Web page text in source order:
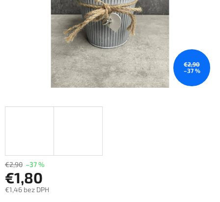
€2,90
–37 %
€2,90 –37 %
€1,80
€1,46 bez DPH